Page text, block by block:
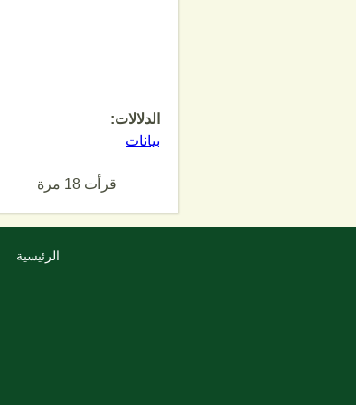
الدلالات:
بيانات
قرأت 18 مرة
الرئيسية